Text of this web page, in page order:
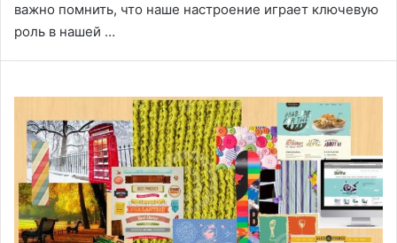
важно помнить, что наше настроение играет ключевую
роль в нашей …